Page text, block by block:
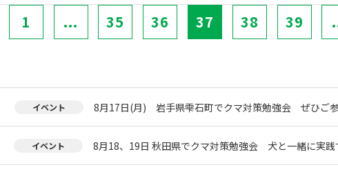
1 ... 35 36 37 38 39
イベント 8月17日(月) 岩手県雫石町でクマ対策勉強会 ぜひご
イベント 8月18、19日 秋田県でクマ対策勉強会 犬と一緒に実践